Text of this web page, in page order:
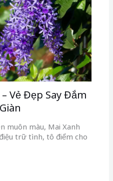
Vẻ Đẹp Say Đắm
muôn màu, Mai Xanh
trữ tình, tô điểm cho